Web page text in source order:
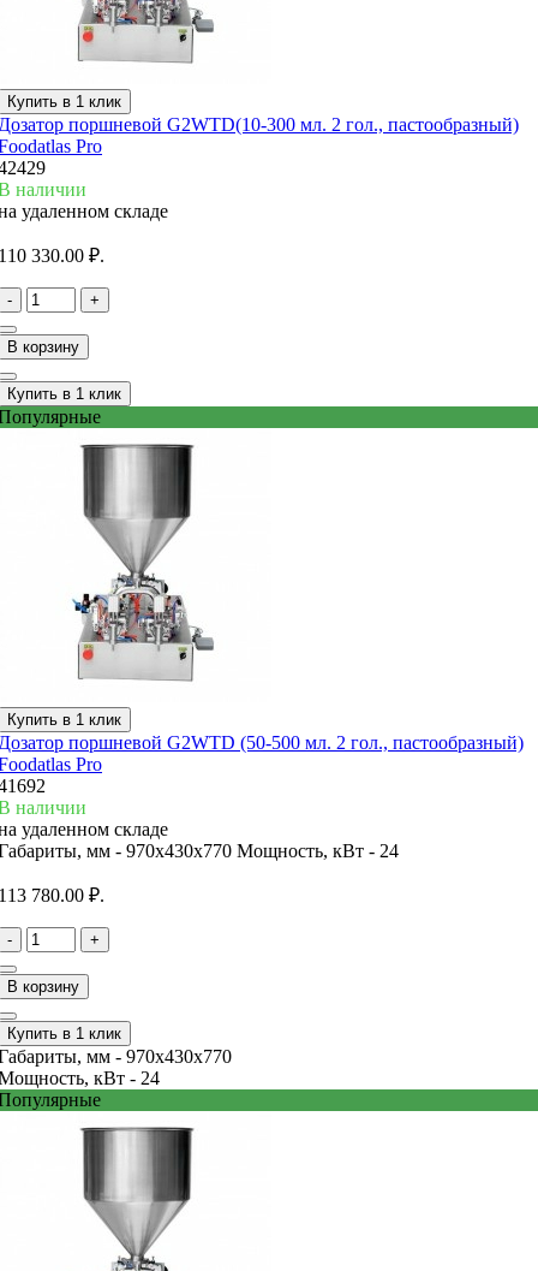
Купить в 1 клик
поршневой G2WTD(10-300 мл. 2 гол., пастообразный)
Pro
наличии
удаленном складе
330.00 ₽.
- +
В корзину
Купить в 1 клик
Купить в 1 клик
поршневой G2WTD (50-500 мл. 2 гол., пастообразный)
Pro
наличии
удаленном складе
мм - 970х430х770 Мощность, кВт - 24
780.00 ₽.
- +
В корзину
Купить в 1 клик
мм - 970х430х770
кВт - 24